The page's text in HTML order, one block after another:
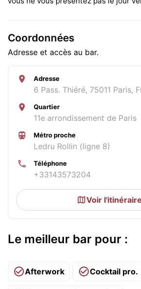
Coordonnées
Adresse et accès au bar.
Adresse
6 Pass. Thiéré, 75011 Paris,
Quartier
11e arrondissement de Paris
Métro proche
Ledru Rollin (ligne 8)
Téléphone
+33143573204
Voir l'itinéraire
Le meilleur bar pour :
Afterwork Cocktail pro.